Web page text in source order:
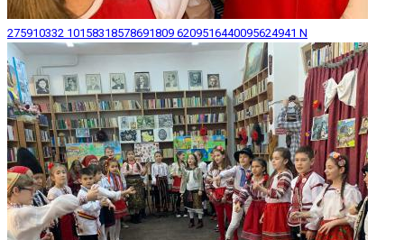
275910332 10158318578691809 6209516440095624941 N